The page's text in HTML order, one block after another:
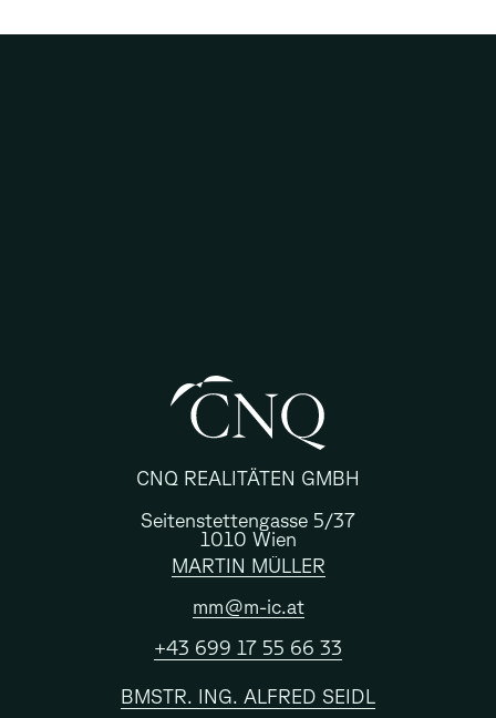
CNQ REALITÄTEN GMBH
Seitenstettengasse 5/37
1010 Wien
MARTIN MÜLLER
mm@m-ic.at
+43 699 17 55 66 33
BMSTR. ING. ALFRED SEIDL